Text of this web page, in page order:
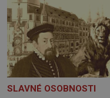
SLAVNÉ OSOBNOSTI